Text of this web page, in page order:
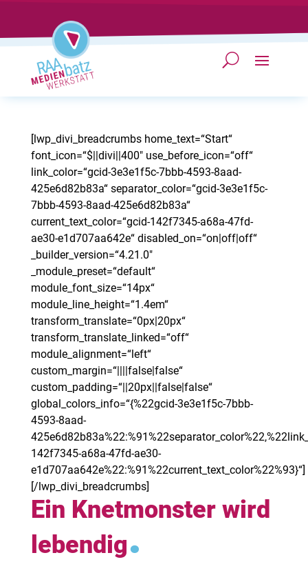
[lwp_divi_breadcrumbs home_text=“Start“
font_icon=“$||divi||400″ use_before_icon=“off“
link_color=“gcid-3e3e1f5c-7bbb-4593-8aad-
425e6d82b83a“ separator_color=“gcid-3e3e1f5c-
7bbb-4593-8aad-425e6d82b83a“
current_text_color=“gcid-142f7345-a68a-47fd-
ae30-e1d707aa642e“ disabled_on=“on|off|off“
_builder_version=“4.21.0″
_module_preset=“default“
module_font_size=“14px“
module_line_height=“1.4em“
transform_translate=“0px|20px“
transform_translate_linked=“off“
module_alignment=“left“
custom_margin=“||||false|false“
custom_padding=“||20px||false|false“
global_colors_info=“{%22gcid-3e3e1f5c-7bbb-
4593-8aad-
142f7345-a68a-47fd-ae30-
e1d707aa642e%22:%91%22current_text_color%22%93}“]
[/lwp_divi_breadcrumbs]
Ein Knetmonster wird
lebendig.